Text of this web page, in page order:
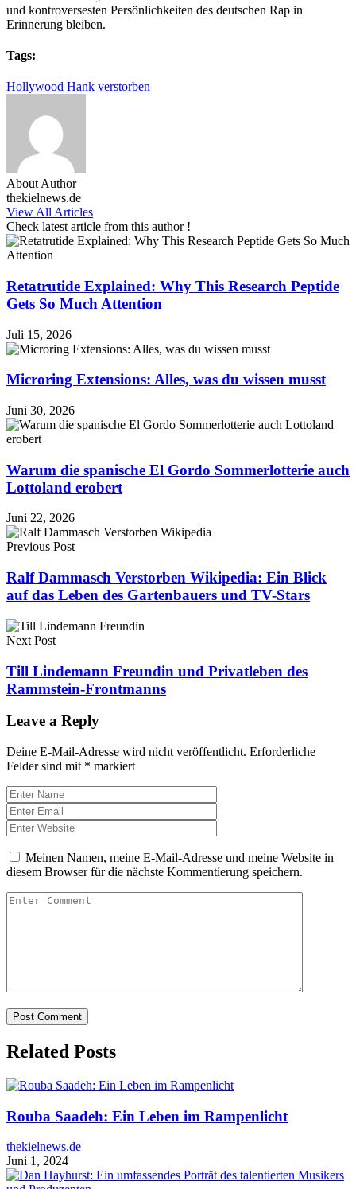
und kontroversesten Persönlichkeiten des deutschen Rap in
Erinnerung bleiben.
Tags:
Hollywood Hank verstorben
About Author
thekielnews.de
View All Articles
Check latest article from this author !
Retatrutide Explained: Why This Research Peptide
Gets So Much Attention
Juli 15, 2026
Microring Extensions: Alles, was du wissen musst
Juni 30, 2026
Warum die spanische El Gordo Sommerlotterie auch
Lottoland erobert
Juni 22, 2026
Previous Post
Ralf Dammasch Verstorben Wikipedia: Ein Blick
auf das Leben des Gartenbauers und TV-Stars
Next Post
Till Lindemann Freundin und Privatleben des
Rammstein-Frontmanns
Leave a Reply
Deine E-Mail-Adresse wird nicht veröffentlicht. Erforderliche
Felder sind mit * markiert
Meinen Namen, meine E-Mail-Adresse und meine Website in
diesem Browser für die nächste Kommentierung speichern.
Related Posts
Rouba Saadeh: Ein Leben im Rampenlicht
thekielnews.de
Juni 1, 2024